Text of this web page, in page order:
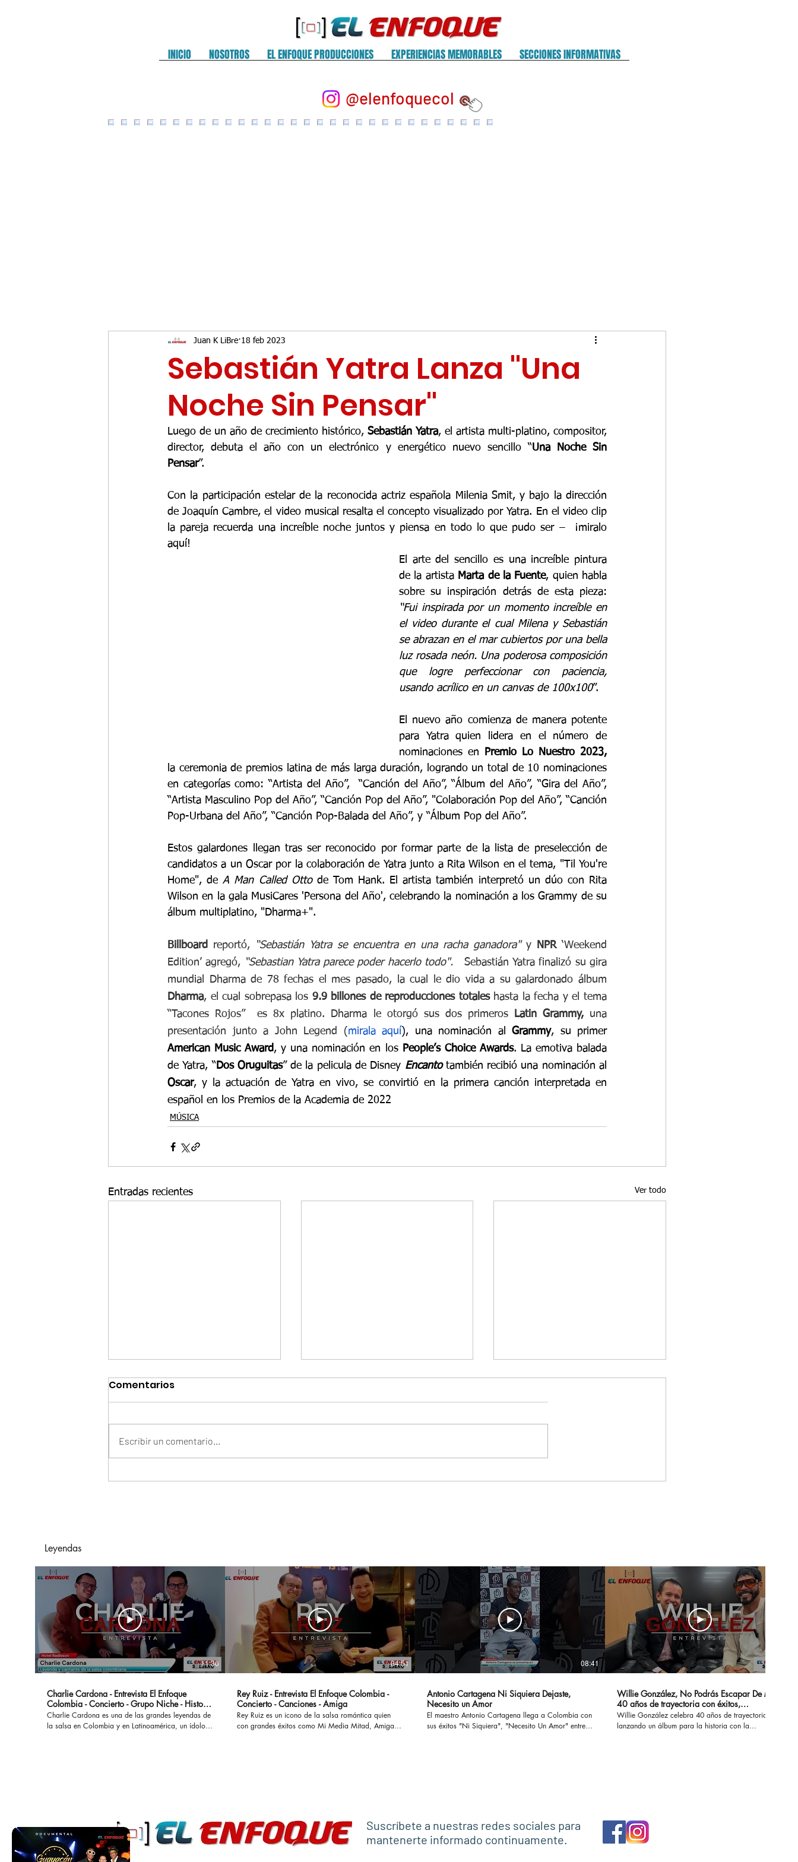
INICIO NOSOTROS EL ENFOQUE PRODUCCIONES EXPERIENCIAS MEMORABLES SECCIONES INFORMATIVAS
@elenfoquecol
Sebastián Yatra Lanza "Una
Noche Sin Pensar"
Juan K LiBre 18 feb 2023
Luego de un año de crecimiento histórico, Sebastián Yatra, el artista multi-platino, compositor,
director, debuta el año con un electrónico y energético nuevo sencillo “Una Noche Sin
Pensar”.
Con la participación estelar de la reconocida actriz española Milenia Smit, y bajo la dirección
de Joaquín Cambre, el video musical resalta el concepto visualizado por Yatra. En el video clip
la pareja recuerda una increíble noche juntos y piensa en todo lo que pudo ser –  ¡miralo
aquí!
El arte del sencillo es una increíble pintura
de la artista Marta de la Fuente, quien habla
“Fui inspirada por un momento increíble en
el video durante el cual Milena y Sebastián
se abrazan en el mar cubiertos por una bella
luz rosada neón. Una poderosa composición
que logre perfeccionar con paciencia,
usando acrílico en un canvas de 100x100”.
El nuevo año comienza de manera potente
para Yatra quien lidera en el número de
nominaciones en
Premio Lo Nuestro 2023,
la ceremonia de premios latina de más larga duración, logrando un total de 10 nominaciones
en categorías como: “Artista del Año”,  “Canción del Año”, “Álbum del Año”, “Gira del Año”,
“Artista Masculino Pop del Año”, “Canción Pop del Año”, "Colaboración Pop del Año”, “Canción
Pop-Urbana del Año”, “Canción Pop-Balada del Año”, y “Álbum Pop del Año”.
Estos galardones llegan tras ser reconocido por formar parte de la lista de preselección de
candidatos a un Oscar por la colaboración de Yatra junto a Rita Wilson en el tema, "Til You're
Home", de A Man Called Otto de Tom Hank. El artista también interpretó un dúo con Rita
Wilson en la gala MusiCares 'Persona del Año', celebrando la nominación a los Grammy de su
álbum multiplatino, "Dharma+".
Billboard reportó, “Sebastián Yatra se encuentra en una racha ganadora" y NPR ‘Weekend
Edition’ agregó, “Sebastian Yatra parece poder hacerlo todo". Sebastián Yatra finalizó su gira
Dharma, el cual sobrepasa los 9.9 billones de reproducciones totales hasta la fecha y el tema
“Tacones Rojos”  es 8x platino. Dharma le otorgó sus dos primeros
Latin Grammy, una
presentación junto a John Legend (mirala aquí), una nominación al Grammy
, su primer
American Music Award, y una nominación en los People’s Choice Awards. La emotiva balada
de Yatra, “Dos Oruguitas” de la pelicula de Disney Encanto
Oscar, y la actuación de Yatra en vivo, se convirtió en la primera canción interpretada en
español en los Premios de la Academia de 2022
MÚSICA
Entradas recientes Ver todo
Arelys Henao Y Grupo
Jessi Uribe pregunta lo
Maca & Gero, los artistas
Comentarios
Escribir un comentario...
Leyendas
11:36
Charlie Cardona - Entrevista El Enfoque
Colombia - Concierto - Grupo Niche - Historia
- Canciones
Charlie Cardona es una de las grandes leyendas de
la salsa en Colombia y en Latinoamérica, un ídolo
04:51
Rey Ruiz - Entrevista El Enfoque Colombia -
Concierto - Canciones - Amiga
Rey Ruiz es un icono de la salsa romántica quien
con grandes éxitos como Mi Media Mitad, Amiga,
#romantico #salsomanos #salsacubana #salsabaul
#salsaconestilo
08:41
Antonio Cartagena Ni Siquiera Dejaste,
Necesito un Amor
El maestro Antonio Cartagena llega a Colombia con
sus éxitos "Ni Siquiera", "Necesito Un Amor" entre
Willie González, No Podrás Escapar De Mi -
40 años de trayectoria con éxitos,
sensualidad y erotismo
Willie González celebra 40 años de trayectoria
lanzando un álbum para la historia con la
Suscríbete a nuestras redes sociales para
mantenerte informado continuamente.